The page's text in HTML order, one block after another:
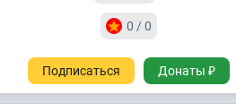
0 / 0
Подписаться Донаты ₽